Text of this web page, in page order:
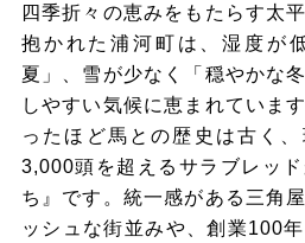
四季折々の恵みをもたらす太
抱かれた浦河町は、湿度が
夏」、雪が少なく「穏やかな
しやすい気候に恵まれていま
ったほど馬との歴史は古く
3,000頭を超えるサラブレッ
ち』です。統一感がある三角
ッシュな街並みや、創業100